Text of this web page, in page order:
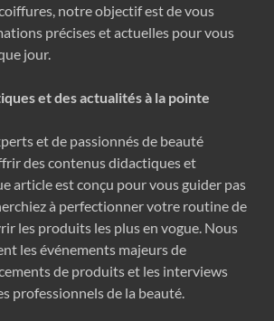
notre objectif est de vous
précises et actuelles pour vous
jour.
et des actualités à la pointe
et de passionnés de beauté
des contenus didactiques et
article est conçu pour vous guider pas
à perfectionner votre routine de
les produits les plus en vogue. Nous
les événements majeurs de
de produits et les interviews
professionnels de la beauté.